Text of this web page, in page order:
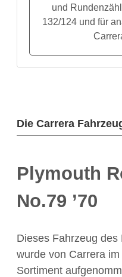
Die Carrera
Plymouth
No.79 ’70
Dieses Fahrzeug des
wurde von Carrera im
Sortiment
und
132/124 und für